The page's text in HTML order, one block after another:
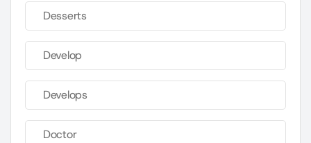
Desserts
Develop
Develops
Doctor